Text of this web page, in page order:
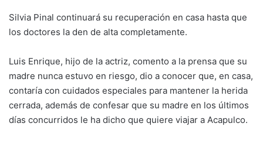
Silvia Pinal continuará su recuperación en casa hasta que
los doctores la den de alta completamente.
Luis Enrique, hijo de la actriz, comento a la prensa que su
madre nunca estuvo en riesgo, dio a conocer que, en casa,
contaría con cuidados especiales para mantener la herida
cerrada, además de confesar que su madre en los últimos
días concurridos le ha dicho que quiere viajar a Acapulco.